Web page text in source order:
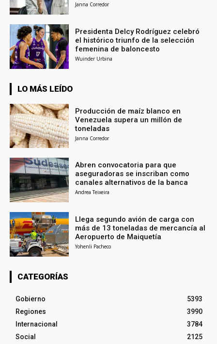
Janna Corredor
Presidenta Delcy Rodríguez celebró
el histórico triunfo de la selección
femenina de baloncesto
Wuinder Urbina
LO MÁS LEÍDO
Producción de maíz blanco en
Venezuela supera un millón de
toneladas
Janna Corredor
Abren convocatoria para que
aseguradoras se inscriban como
canales alternativos de la banca
Andrea Teixeira
Llega segundo avión de carga con
más de 13 toneladas de mercancía al
Aeropuerto de Maiquetía
Yohenli Pacheco
CATEGORÍAS
Gobierno
5393
Regiones
3990
Internacional
3784
Social
2125